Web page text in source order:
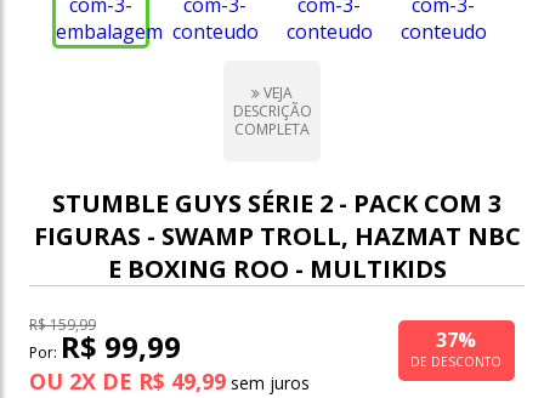
VEJA
DESCRIÇÃO
COMPLETA
STUMBLE GUYS SÉRIE 2 - PACK COM 3
FIGURAS - SWAMP TROLL, HAZMAT NBC
E BOXING ROO - MULTIKIDS
R$ 159,99
Por: R$ 99,99
OU 2X DE R$ 49,99
37%
DE DESCONTO